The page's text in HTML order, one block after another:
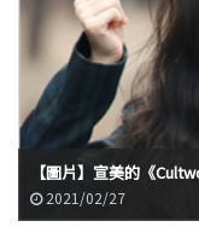
【圖片】宣美的《
2021/02/27